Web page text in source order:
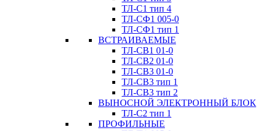
ТЛ-С1 тип 4
ТЛ-CФ1 005-0
ТЛ-CФ1 тип 1
ВСТРАИВАЕМЫЕ
ТЛ-CВ1 01-0
ТЛ-CВ2 01-0
ТЛ-CВ3 01-0
ТЛ-CВ3 тип 1
ТЛ-CВ3 тип 2
ВЫНОСНОЙ ЭЛЕКТРОННЫЙ БЛОК
ТЛ-C2 тип 1
ПРОФИЛЬНЫЕ